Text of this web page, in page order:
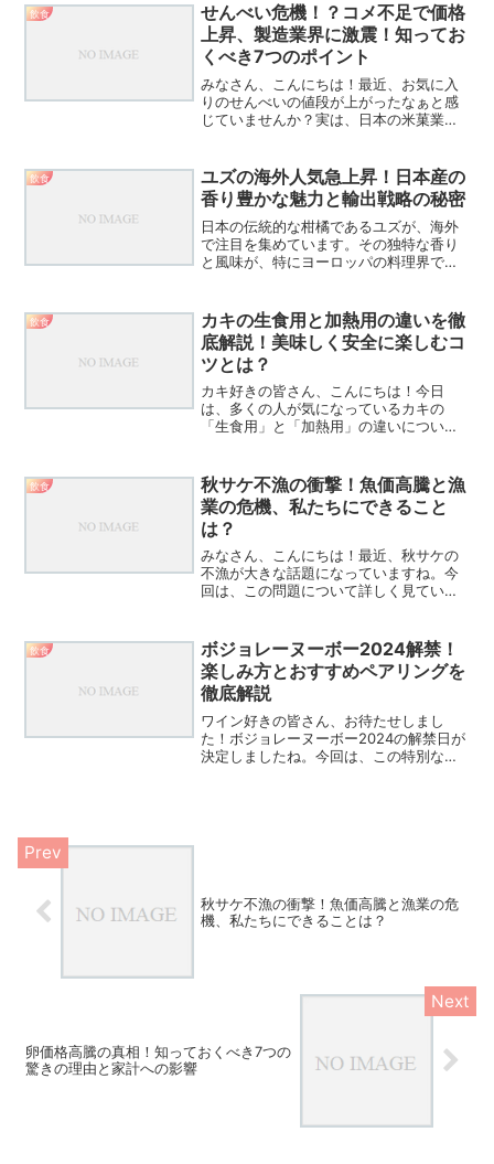
飲食
せんべい危機！？コメ不足で価格
上昇、製造業界に激震！知ってお
くべき7つのポイント
みなさん、こんにちは！最近、お気に入
りのせんべいの値段が上がったなぁと感
じていませんか？実は、日本の米菓業界
影響について、驚きの事実をお伝えしま
す！せんべい業界に激震！...
飲食
ユズの海外人気急上昇！日本産の
香り豊かな魅力と輸出戦略の秘密
日本の伝統的な柑橘であるユズが、海外
で注目を集めています。その独特な香り
と風味が、特にヨーロッパの料理界で高
れています。日本産ユズの魅力と、輸出
拡大に向けた課題について...
飲食
カキの生食用と加熱用の違いを徹
底解説！美味しく安全に楽しむコ
ツとは？
カキ好きの皆さん、こんにちは！今日
は、多くの人が気になっているカキの
「生食用」と「加熱用」の違いについ
までお付き合いください！カキの生食用
と加熱用、その違いとは？知って...
飲食
秋サケ不漁の衝撃！魚価高騰と漁
業の危機、私たちにできること
は？
みなさん、こんにちは！最近、秋サケの
不漁が大きな話題になっていますね。今
回は、この問題について詳しく見ていき
ちに何ができるのか、一緒に考えていき
ましょう！秋サケ不漁の衝...
飲食
ボジョレーヌーボー2024解禁！
楽しみ方とおすすめペアリングを
徹底解説
ワイン好きの皆さん、お待たせしまし
た！ボジョレーヌーボー2024の解禁日が
決定しましたね。今回は、この特別な日
秋サケ不漁の衝撃！魚価高騰と漁業の危
機、私たちにできることは？
卵価格高騰の真相！知っておくべき7つの
驚きの理由と家計への影響